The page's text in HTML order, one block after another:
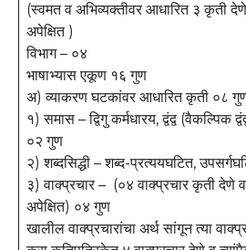
(स्वमत व अभिव्यक्तीवर आधारित ३ कृती
अपेक्षित )
विभाग – ०४
भाषाभ्यास एकूण १६ गुण
अ) व्याकरण घटकांवर आधारित कृती ०८
१) समास – द्विगु कर्मधारय, द्वंद्व (वैकल्पिक
०२ गुण
२) शब्दसिद्धी – शब्द-प्रत्ययघटित,
३) वाक्प्रचार – (०४ वाक्प्रचार कृती देणे
अपेक्षित) ०४ गुण
खालील वाक्प्रचारांचा अर्थ सांगून त्या